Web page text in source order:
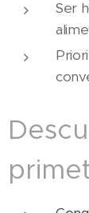
Ser